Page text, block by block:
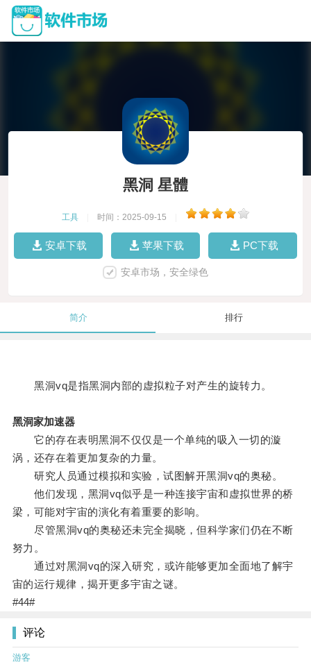
黑洞 星體
工具 时间：2025-09-15
安卓下载 苹果下载 PC下载
安卓市场，安全绿色
简介 排行
黑洞vq是指黑洞内部的虚拟粒子对产生的旋转力。
黑洞家加速器
它的存在表明黑洞不仅仅是一个单纯的吸入一切的漩
涡，还存在着更加复杂的力量。
研究人员通过模拟和实验，试图解开黑洞vq的奥秘。
他们发现，黑洞vq似乎是一种连接宇宙和虚拟世界的桥
梁，可能对宇宙的演化有着重要的影响。
尽管黑洞vq的奥秘还未完全揭晓，但科学家们仍在不断
努力。
通过对黑洞vq的深入研究，或许能够更加全面地了解宇
宙的运行规律，揭开更多宇宙之谜。
#44#
评论
游客